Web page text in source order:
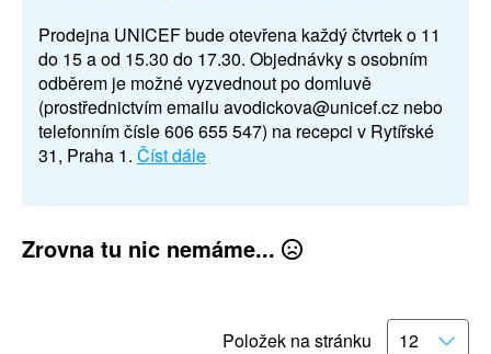
Prodejna UNICEF bude otevřena každý čtvrtek o 11
do 15 a od 15.30 do 17.30. Objednávky s osobním
odběrem je možné vyzvednout po domluvě
(prostřednictvím emailu avodickova@unicef.cz nebo
telefonním čísle 606 655 547) na recepci v Rytířské
31, Praha 1. Číst dále
Zrovna tu nic nemáme...
Položek na stránku